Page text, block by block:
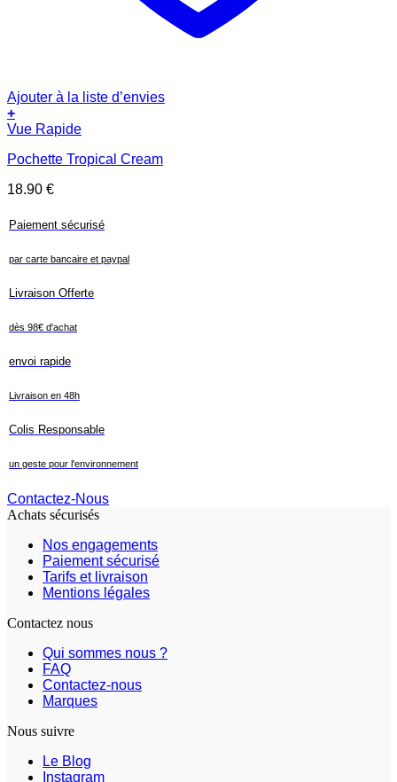
Ajouter à la liste d’envies
+
Vue Rapide
Pochette Tropical Cream
18.90 €
Paiement sécurisé
par carte bancaire et paypal
Livraison Offerte
dès 98€ d'achat
envoi rapide
Livraison en 48h
Colis Responsable
un geste pour l'environnement
Contactez-Nous
Achats sécurisés
Nos engagements
Paiement sécurisé
Tarifs et livraison
Mentions légales
Contactez nous
Qui sommes nous ?
FAQ
Contactez-nous
Marques
Nous suivre
Le Blog
Instagram